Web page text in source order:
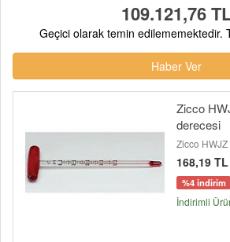
109.121,76
Geçici olarak temin edilememektedir.
Haber Ver
Zicco
derecesi
Zicco
168,19 TL
%4 indirim
İndirimli